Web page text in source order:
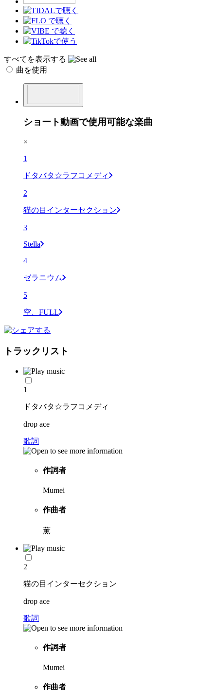
すべてを表示する
曲を使用
ショート動画で使用可能な楽曲
×
1
ドタバタ☆ラフコメディ
2
猫の目インターセクション
3
Stella
4
ゼラニウム
5
空、FULL
トラックリスト
1
ドタバタ☆ラフコメディ
drop ace
歌詞
作詞者
Mumei
作曲者
薫
2
猫の目インターセクション
drop ace
歌詞
作詞者
Mumei
作曲者